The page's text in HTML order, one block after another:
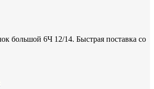
большой 6Ч 12/14. Быстрая поставка со